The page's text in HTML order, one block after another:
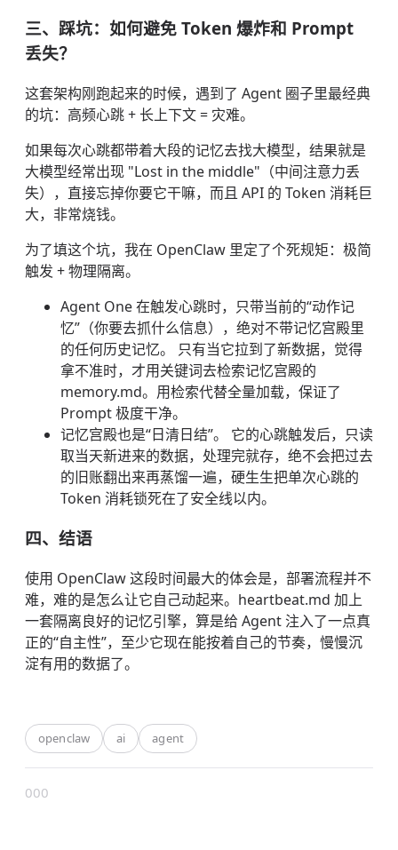
三、踩坑：如何避免 Token 爆炸和 Prompt
丢失？
这套架构刚跑起来的时候，遇到了 Agent 圈子里最经典
的坑：高频心跳 + 长上下文 = 灾难。
如果每次心跳都带着大段的记忆去找大模型，结果就是
大模型经常出现 "Lost in the middle"（中间注意力丢
失），直接忘掉你要它干嘛，而且 API 的 Token 消耗巨
大，非常烧钱。
为了填这个坑，我在 OpenClaw 里定了个死规矩：极简
触发 + 物理隔离。
Agent One 在触发心跳时，只带当前的“动作记
忆”（你要去抓什么信息），绝对不带记忆宫殿里
的任何历史记忆。 只有当它拉到了新数据，觉得
拿不准时，才用关键词去检索记忆宫殿的
memory.md。用检索代替全量加载，保证了
Prompt 极度干净。
记忆宫殿也是“日清日结”。 它的心跳触发后，只读
取当天新进来的数据，处理完就存，绝不会把过去
的旧账翻出来再蒸馏一遍，硬生生把单次心跳的
Token 消耗锁死在了安全线以内。
四、结语
使用 OpenClaw 这段时间最大的体会是，部署流程并不
难，难的是怎么让它自己动起来。heartbeat.md 加上
一套隔离良好的记忆引擎，算是给 Agent 注入了一点真
正的“自主性”，至少它现在能按着自己的节奏，慢慢沉
淀有用的数据了。
openclaw ai agent
000